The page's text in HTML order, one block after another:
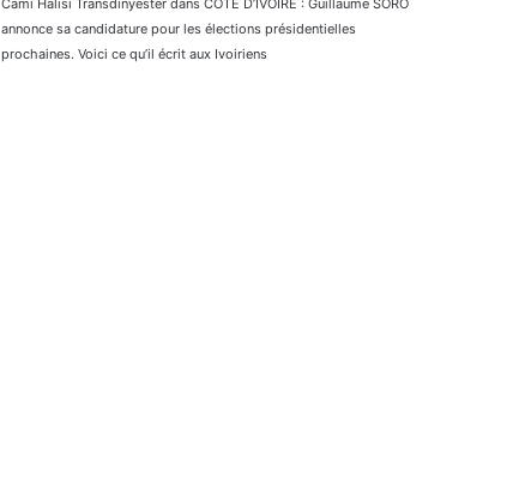
Cami Halısı Transdinyester dans CÔTE D’IVOIRE : Guillaume SORO
annonce sa candidature pour les élections présidentielles
prochaines. Voici ce qu’il écrit aux Ivoiriens